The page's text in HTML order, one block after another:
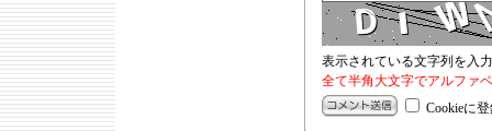
表示されている文字列を入
全て半角大文字でアルファ
Cookieに